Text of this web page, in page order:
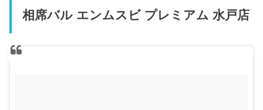
相席バル エンムスビ プレミアム 水戸店